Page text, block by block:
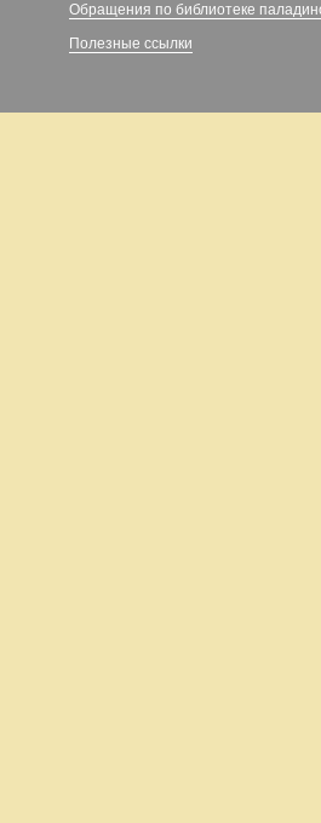
Обращения по библиотеке
Полезные ссылки